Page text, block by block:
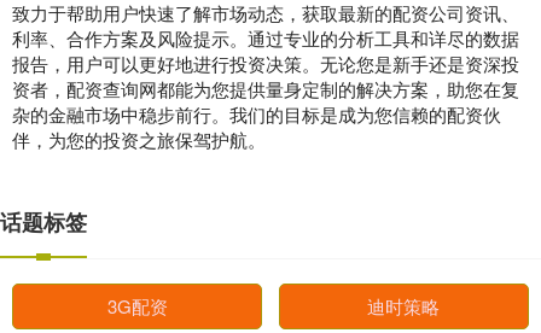
致力于帮助用户快速了解市场动态，获取最新的配资公司资讯、
利率、合作方案及风险提示。通过专业的分析工具和详尽的数据
报告，用户可以更好地进行投资决策。无论您是新手还是资深投
资者，配资查询网都能为您提供量身定制的解决方案，助您在复
杂的金融市场中稳步前行。我们的目标是成为您信赖的配资伙
伴，为您的投资之旅保驾护航。
话题标签
3G配资 迪时策略